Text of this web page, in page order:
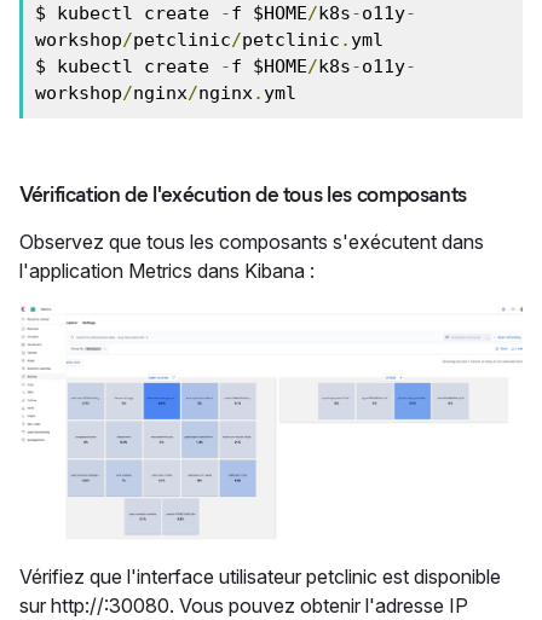
$ kubectl create -f $HOME/k8s-o11y-
workshop/petclinic/petclinic . yml
$ kubectl create
-f $HOME/k8s-o11y-
workshop/nginx/nginx. yml
Vérification de l'exécution de tous les composants
Observez que tous les composants s'exécutent dans
l'application Metrics dans Kibana :
Vérifiez que l'interface utilisateur petclinic est disponible
sur http://:30080. Vous pouvez obtenir l'adresse IP